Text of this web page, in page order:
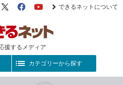
援するメディア
X（旧
FacebookYouTube
できるネットについて
カテゴリーから探す